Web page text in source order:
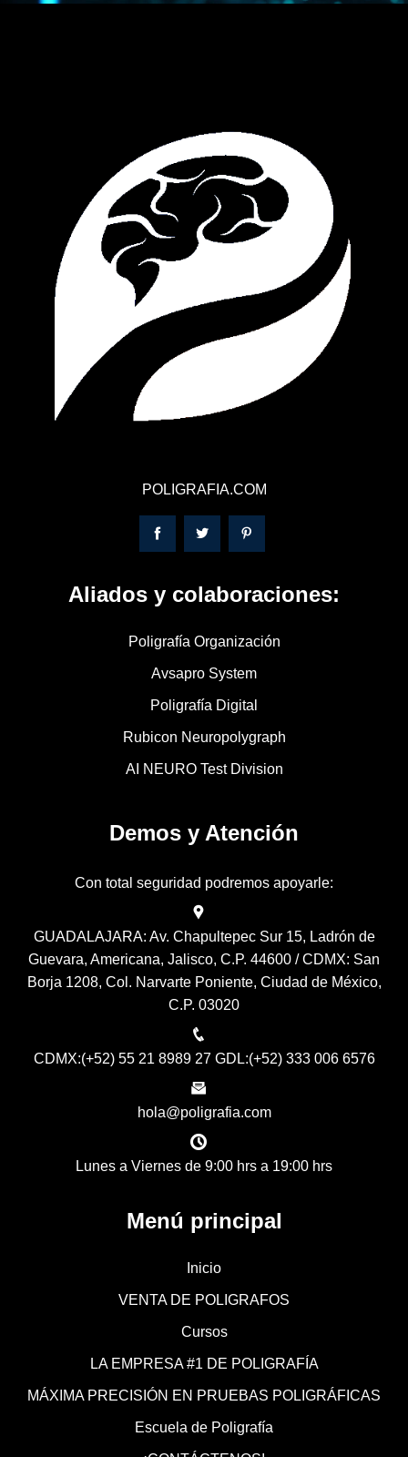
POLIGRAFIA.COM
Aliados y colaboraciones:
Poligrafía Organización
Avsapro System
Poligrafía Digital
Rubicon Neuropolygraph
AI NEURO Test Division
Demos y Atención
Con total seguridad podremos apoyarle:
GUADALAJARA: Av. Chapultepec Sur 15, Ladrón de
Guevara, Americana, Jalisco, C.P. 44600 / CDMX: San
Borja 1208, Col. Narvarte Poniente, Ciudad de México,
C.P. 03020
CDMX:(+52) 55 21 8989 27 GDL:(+52) 333 006 6576
hola@poligrafia.com
Lunes a Viernes de 9:00 hrs a 19:00 hrs
Menú principal
Inicio
VENTA DE POLIGRAFOS
Cursos
LA EMPRESA #1 DE POLIGRAFÍA
MÁXIMA PRECISIÓN EN PRUEBAS POLIGRÁFICAS
Escuela de Poligrafía